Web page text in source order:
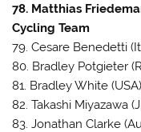
78. Matthias
Cycling Team
79. Cesare Benedetti
80. Bradley Potgieter
81. Bradley White
82. Takashi Miyazawa
83. Jonathan Clarke